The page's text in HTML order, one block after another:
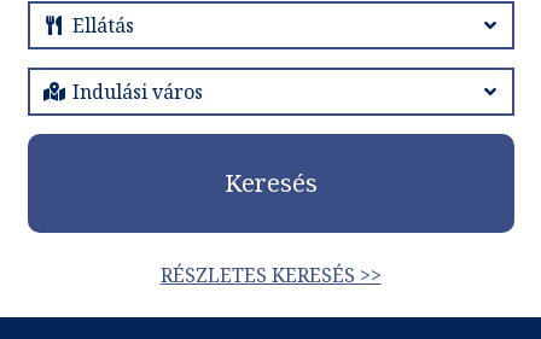
Keresés
RÉSZLETES KERESÉS >>